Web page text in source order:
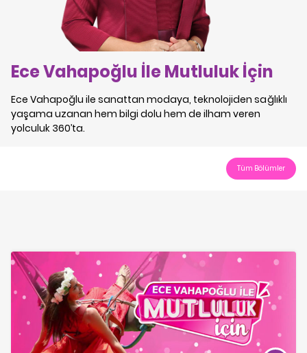
Ece Vahapoğlu İle Mutluluk İçin
Ece Vahapoğlu ile sanattan modaya, teknolojiden sağlıklı
yaşama uzanan hem bilgi dolu hem de ilham veren
yolculuk 360’ta.
Tüm Bölümler